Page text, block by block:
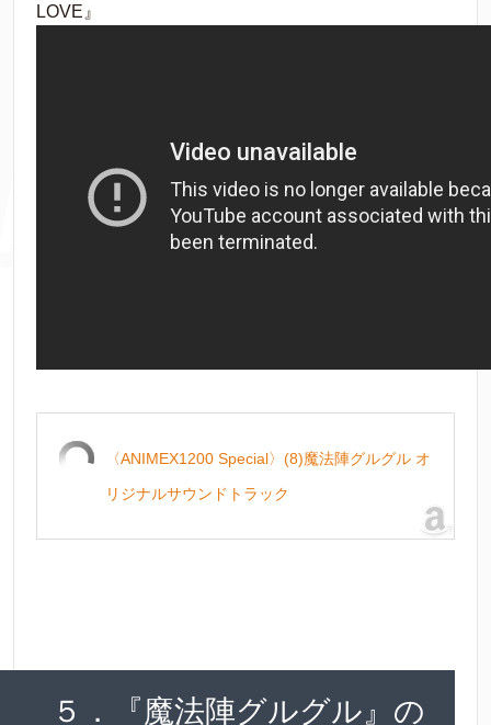
LOVE』
〈ANIMEX1200 Special〉(8)魔法陣グルグル オ
リジナルサウンドトラック
５．『魔法陣グルグル』の